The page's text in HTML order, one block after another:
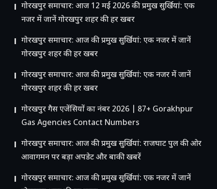
गोरखपुर समाचार: आज 12 मई 2026 की प्रमुख सुर्खियां: एक
नजर में जानें गोरखपुर शहर की हर खबर
गोरखपुर समाचार: आज की प्रमुख सुर्खियां: एक नजर में जानें
गोरखपुर शहर की हर खबर
गोरखपुर समाचार: आज की प्रमुख सुर्खियां: एक नजर में जानें
गोरखपुर शहर की हर खबर
गोरखपुर गैस एजेंसियों का नंबर 2026 | 87+ Gorakhpur
Gas Agencies Contact Numbers
गोरखपुर समाचार: आज की प्रमुख सुर्खियां: राजघाट पुल की ओर
आवागमन पर बड़ा अपडेट और बाकी खबरें
गोरखपुर समाचार: आज की प्रमुख सुर्खियां: एक नजर में जानें